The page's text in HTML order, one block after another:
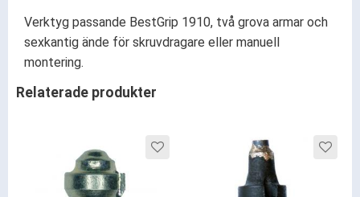
Verktyg passande BestGrip 1910, två grova armar och
sexkantig ände för skruvdragare eller manuell
montering.
Relaterade produkter
Lägg till i favoriter Lägg